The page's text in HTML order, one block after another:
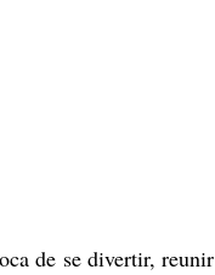
de se divertir, reunir